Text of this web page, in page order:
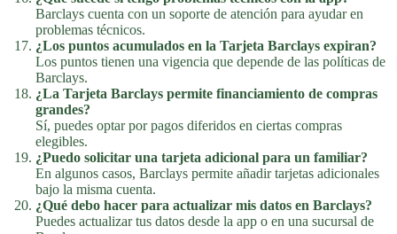
Barclays cuenta con un soporte de atención para ayudar en
problemas técnicos.
¿Los puntos acumulados en la Tarjeta Barclays expiran?
Los puntos tienen una vigencia que depende de las políticas de
Barclays.
¿La Tarjeta Barclays permite financiamiento de compras
grandes?
Sí, puedes optar por pagos diferidos en ciertas compras
elegibles.
¿Puedo solicitar una tarjeta adicional para un familiar?
En algunos casos, Barclays permite añadir tarjetas adicionales
bajo la misma cuenta.
¿Qué debo hacer para actualizar mis datos en Barclays?
Puedes actualizar tus datos desde la app o en una sucursal de